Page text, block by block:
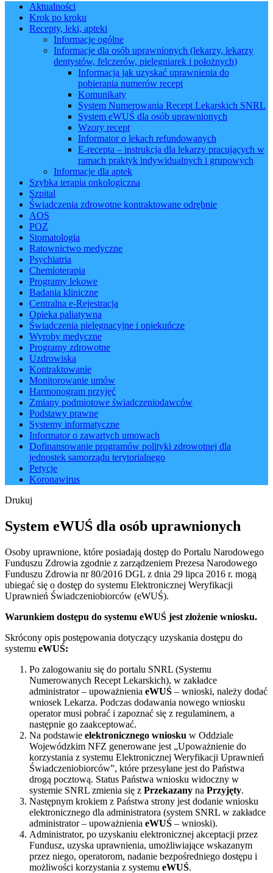
Aktualności
Krok po kroku
Recepty, leki, apteki
Informacje ogólne
Informacje dla osób uprawnionych (lekarzy, lekarzy
dentystów, felczerów, pielęgniarek i położnych)
Informacja jak uzyskać uprawnienia do
pobierania numerów recept
Komunikaty
System Numerowania Recept Lekarskich SNRL
System eWUŚ dla osób uprawnionych
Wzory recept
Informator o lekach refundowanych
E-recepta – instrukcja dla lekarzy pracujących w
ramach praktyk indywidualnych i grupowych
Informacje dla aptek
Szybka terapia onkologiczna
Szpital
Świadczenia zdrowotne kontraktowane odrębnie
AOS
POZ
Stomatologia
Ratownictwo medyczne
Psychiatria
Chemioterapia
Programy lekowe
Badania kliniczne
Centralna e-Rejestracja
Opieka paliatywna
Świadczenia pielęgnacyjne i opiekuńcze
Wyroby medyczne
Programy zdrowotne
Uzdrowiska
Kontraktowanie
Monitorowanie umów
Harmonogram przyjęć
Zmiany podmiotowe świadczeniodawców
Podstawy prawne
Systemy informatyczne
Informator o zawartych umowach
Dofinansowanie programów polityki zdrowotnej dla
jednostek samorządu terytorialnego
Petycje
Koronawirus
Drukuj
System eWUŚ dla osób uprawnionych
Osoby uprawnione, które posiadają dostęp do Portalu Narodowego
Funduszu Zdrowia zgodnie z zarządzeniem Prezesa Narodowego
Funduszu Zdrowia nr 80/2016 DGL z dnia 29 lipca 2016 r. mogą
ubiegać się o dostęp do systemu Elektronicznej Weryfikacji
Uprawnień Świadczeniobiorców (eWUŚ).
Warunkiem dostępu do systemu eWUŚ jest złożenie wniosku.
Skrócony opis postępowania dotyczący uzyskania dostępu do
systemu eWUŚ:
Po zalogowaniu się do portalu SNRL (Systemu
Numerowanych Recept Lekarskich), w zakładce
administrator – upoważnienia eWUŚ – wnioski, należy dodać
wniosek Lekarza. Podczas dodawania nowego wniosku
operator musi pobrać i zapoznać się z regulaminem, a
następnie go zaakceptować.
Na podstawie elektronicznego wniosku w Oddziale
Wojewódzkim NFZ generowane jest „Upoważnienie do
korzystania z systemu Elektronicznej Weryfikacji Uprawnień
Świadczeniobiorców”, które przesyłane jest do Państwa
drogą pocztową. Status Państwa wniosku widoczny w
systemie SNRL zmienia się z Przekazany na Przyjęty.
Następnym krokiem z Państwa strony jest dodanie wniosku
elektronicznego dla administratora (system SNRL w zakładce
administrator – upoważnienia eWUŚ – wnioski).
Administrator, po uzyskaniu elektronicznej akceptacji przez
Fundusz, uzyska uprawnienia, umożliwiające wskazanym
przez niego, operatorom, nadanie bezpośredniego dostępu i
możliwości korzystania z systemu eWUŚ.